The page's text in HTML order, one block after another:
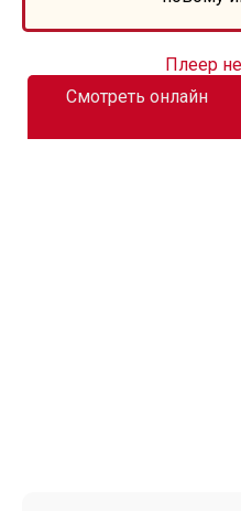
Смотреть онлайн
Плеер